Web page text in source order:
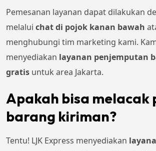
Pemesanan layanan dapat dilakukan
melalui chat di pojok kanan bawah
menghubungi tim marketing kami.
menyediakan layanan penjemputan
gratis untuk area Jakarta.
Apakah bisa melacak
barang kiriman?
Tentu! LJK Express menyediakan